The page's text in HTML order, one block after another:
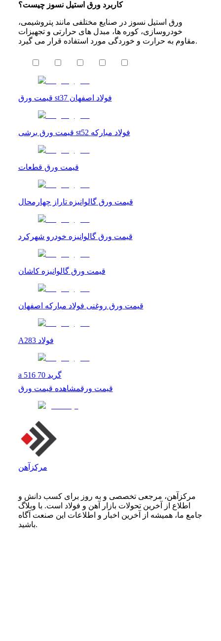
کاربرد ورق استیل نسوز چیست؟
ورق استیل نسوز در صنایع مختلفی مانند پتروشیمی،
خودروسازی، کوره ها، مبدل های حرارتی و تجهیزات
مقاوم به حرارت و خوردگی مورد استفاده قرار می گیرد.
قیمت ورق st37 فولاد اصفهان
قیمت ورق برشی st52 فولاد مبارکه
قیمت ورق قطعات
قیمت ورق گالوانیزه تاراز چهارمحال
قیمت ورق گالوانیزه خودرو شهرکرد
قیمت ورق گالوانیزه کاشان
قیمت ورق روغنی فولاد مبارکه اصفهان
A283 فولاد
a 516 گرید 70
قیمت ورقمشاهده قیمت ورق
مرکزآهن
مرکزآهن، مرجعی تخصصی و به روز برای کسب دانش و
اطلاع از آخرین تحولات بازار آهن و فولاد است. با وبلاگ
جامع ما، همیشه از آخرین اخبار و اطلاعات این صنعت آگاه
باشید.